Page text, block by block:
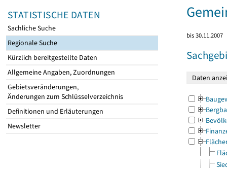
STATISTISCHE DATEN
Sachliche Suche
Regionale Suche
Kürzlich bereitgestellte Daten
Allgemeine Angaben, Zuordnungen
Gebietsveränderungen,
Änderungen zum Schlüsselverzeichnis
Definitionen und Erläuterungen
Newsletter
bis 30.11.2007